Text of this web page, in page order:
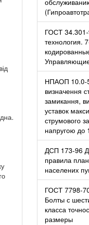
ГОСТ
технология.
НПАОП 10.0-
визначення
замикання,
уставок
струмового
напругою до
ДСП 173-96
правила
населених
ГОСТ 7798-
Болты с
класса
размеры